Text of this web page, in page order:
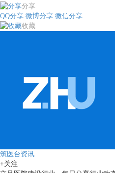
分享
QQ分享 微博分享 微信分享
收藏
筑医台资讯
+关注